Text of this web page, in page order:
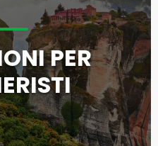
PER